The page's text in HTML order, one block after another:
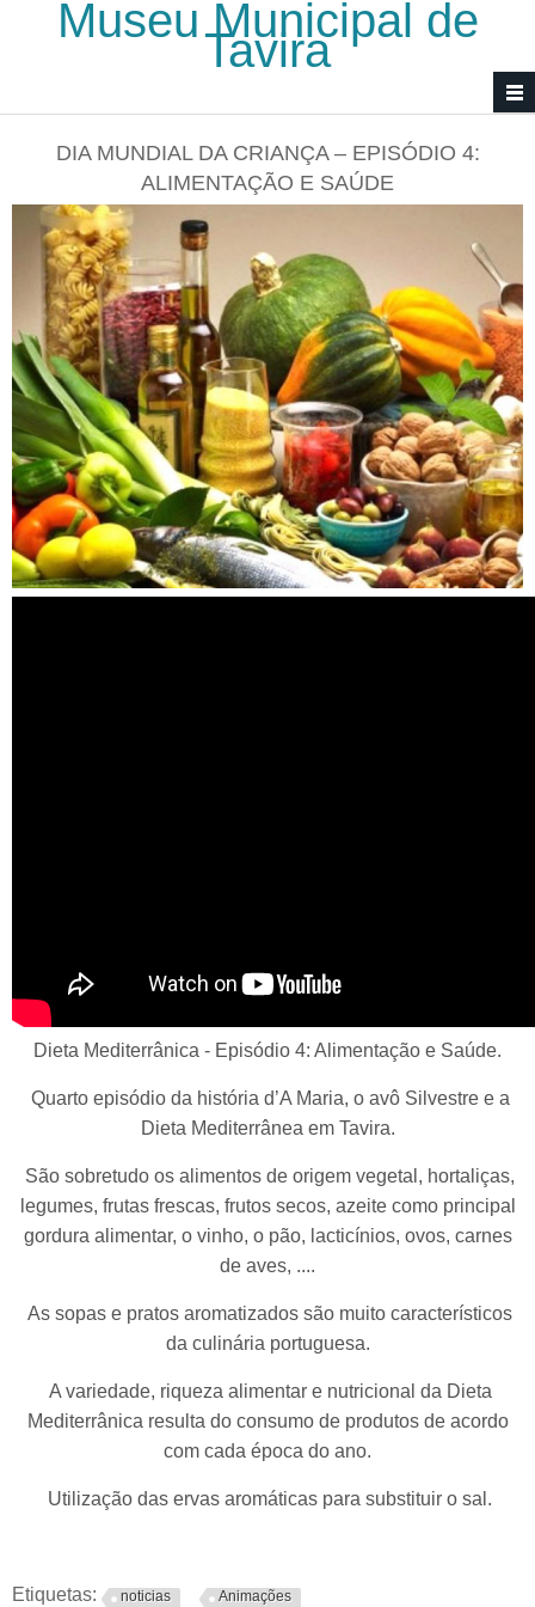
Passar para o conteúdo principal
Museu Municipal de
Tavira
DIA MUNDIAL DA CRIANÇA – EPISÓDIO 4:
ALIMENTAÇÃO E SAÚDE
Dieta Mediterrânica - Episódio 4: Alimentação e Saúde.
Quarto episódio da história d’A Maria, o avô Silvestre e a
Dieta Mediterrânea em Tavira.
São sobretudo os alimentos de origem vegetal, hortaliças,
legumes, frutas frescas, frutos secos, azeite como principal
gordura alimentar, o vinho, o pão, lacticínios, ovos, carnes
de aves, ....
As sopas e pratos aromatizados são muito característicos
da culinária portuguesa.
A variedade, riqueza alimentar e nutricional da Dieta
Mediterrânica resulta do consumo de produtos de acordo
com cada época do ano.
Utilização das ervas aromáticas para substituir o sal.
Etiquetas: noticias Animações